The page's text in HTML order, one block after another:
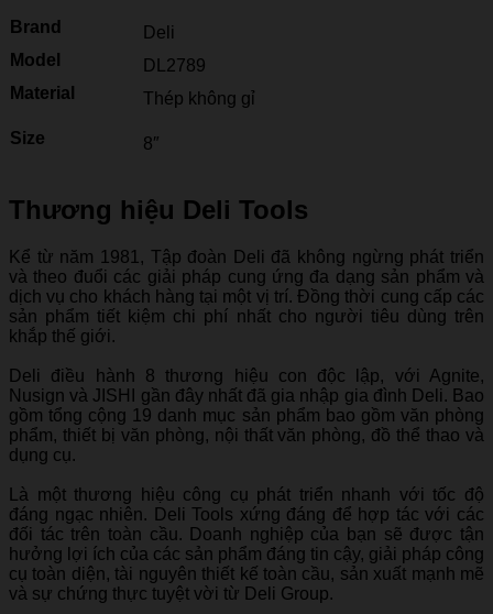
Brand
Deli
Model
DL2789
Material
Thép không gỉ
Size 8″
Thương hiệu Deli Tools
Kể từ năm 1981, Tập đoàn Deli đã không ngừng phát triển
và theo đuổi các giải pháp cung ứng đa dạng sản phẩm và
dịch vụ cho khách hàng tại một vị trí. Đồng thời cung cấp các
sản phẩm tiết kiệm chi phí nhất cho người tiêu dùng trên
khắp thế giới.
Deli điều hành 8 thương hiệu con độc lập, với Agnite,
Nusign và JISHI gần đây nhất đã gia nhập gia đình Deli. Bao
gồm tổng cộng 19 danh mục sản phẩm bao gồm văn phòng
phẩm, thiết bị văn phòng, nội thất văn phòng, đồ thể thao và
dụng cụ.
Là một thương hiệu công cụ phát triển nhanh với tốc độ
đáng ngạc nhiên. Deli Tools xứng đáng để hợp tác với các
đối tác trên toàn cầu. Doanh nghiệp của bạn sẽ được tận
hưởng lợi ích của các sản phẩm đáng tin cậy, giải pháp công
cụ toàn diện, tài nguyên thiết kế toàn cầu, sản xuất mạnh mẽ
và sự chứng thực tuyệt vời từ Deli Group.